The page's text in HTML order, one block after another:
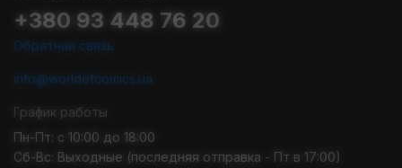
+380 93 448 76 20
Обратная связь
info@worldofcomics.ua
График работы
Пн-Пт: с 10:00 до 18:00
Сб-Вс: Выходные (последняя отправка - Пт в 17:00)